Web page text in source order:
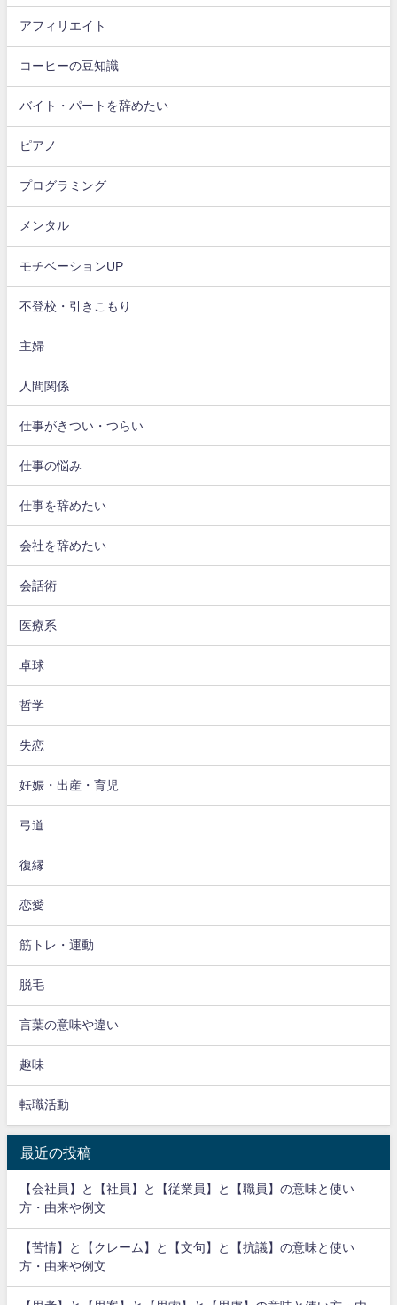
アフィリエイト
コーヒーの豆知識
バイト・パートを辞めたい
ピアノ
プログラミング
メンタル
モチベーションUP
不登校・引きこもり
主婦
人間関係
仕事がきつい・つらい
仕事の悩み
仕事を辞めたい
会社を辞めたい
会話術
医療系
卓球
哲学
失恋
妊娠・出産・育児
弓道
復縁
恋愛
筋トレ・運動
脱毛
言葉の意味や違い
趣味
転職活動
最近の投稿
【会社員】と【社員】と【従業員】と【職員】の意味と使い
方・由来や例文
【苦情】と【クレーム】と【文句】と【抗議】の意味と使い
方・由来や例文